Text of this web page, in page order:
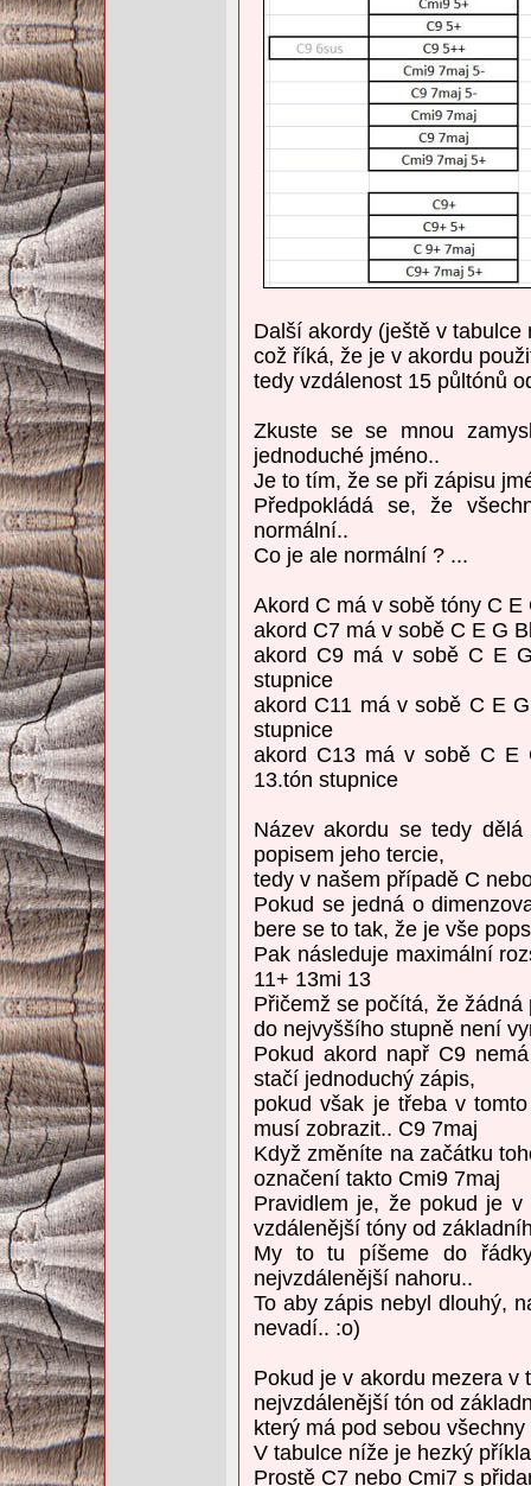
Další akordy (ještě v
což říká, že je v akordu
tedy vzdálenost 15 půltónů
Zkuste se se mnou
jednoduché jméno..
Je to tím, že se při zápisu
Předpokládá se, že
normální..
Co je ale normální ? ...
Akord C má v sobě tóny C
akord C7 má v sobě C E G
akord C9 má v sobě C E
stupnice
akord C11 má v sobě C E
stupnice
akord C13 má v sobě C
13.tón stupnice
Název akordu se tedy
popisem jeho tercie,
tedy v našem případě C
Pokud se jedná o
bere se to tak, že je vše
Pak následuje maximální
11+ 13mi 13
Přičemž se počítá, že
do nejvyššího stupně není
Pokud akord např C9
stačí jednoduchý zápis,
pokud však je třeba v
musí zobrazit.. C9 7maj
Když změníte na začátku
označení takto Cmi9 7maj
Pravidlem je, že pokud je
vzdálenější tóny od
My to tu píšeme do
nejvzdálenější nahoru..
To aby zápis nebyl dlouhý,
nevadí.. :o)
Pokud je v akordu mezera v
nejvzdálenější tón od
který má pod sebou
V tabulce níže je hezký
Prostě C7 nebo Cmi7 s